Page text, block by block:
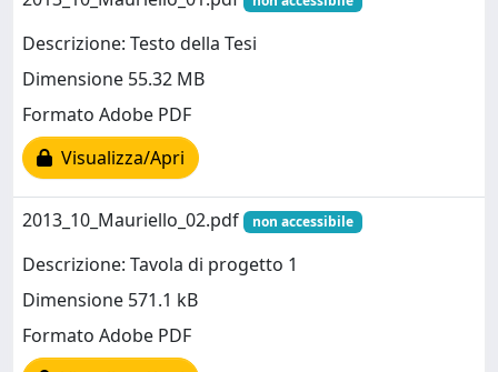
Descrizione: Testo della Tesi
Dimensione 55.32 MB
Formato Adobe PDF
Visualizza/Apri
2013_10_Mauriello_02.pdf non accessibile
Descrizione: Tavola di progetto 1
Dimensione 571.1 kB
Formato Adobe PDF